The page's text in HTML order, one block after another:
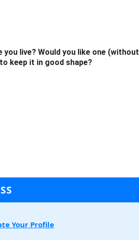
live? Would you like one (without
keep it in good shape?
Your Profile